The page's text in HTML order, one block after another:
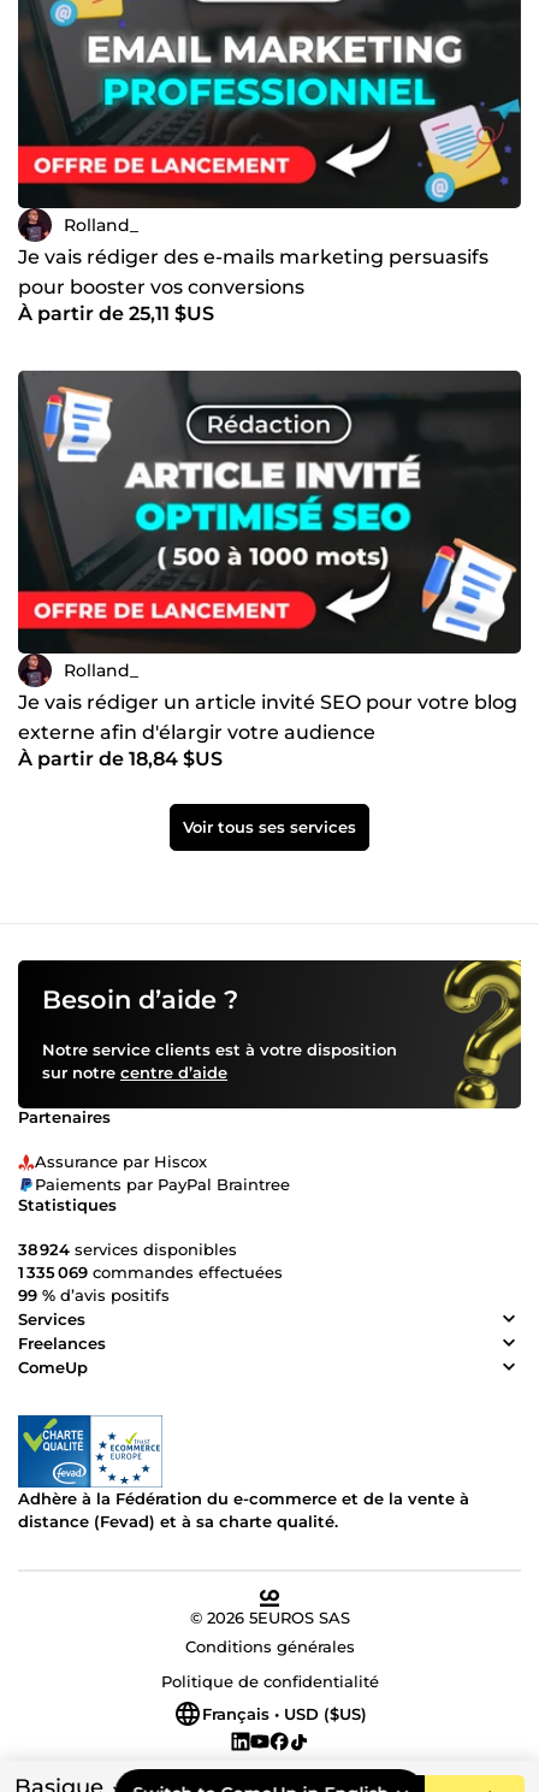
Rolland_
Je vais rédiger des e-mails marketing persuasifs
pour booster vos conversions
À partir de 25,11 $US
Rolland_
Je vais rédiger un article invité SEO pour votre blog
externe afin d'élargir votre audience
À partir de 18,84 $US
Voir tous ses services
Besoin d’aide ?
Notre service clients est à votre disposition
sur notre centre d’aide
Partenaires
Assurance par Hiscox
Paiements par PayPal Braintree
Statistiques
38 924 services disponibles
1 335 069 commandes effectuées
99 % d’avis positifs
Services
Freelances
ComeUp
Adhère à la Fédération du e-commerce et de la vente à
distance (Fevad) et à sa charte qualité.
© 2026 5EUROS SAS
Conditions générales
Politique de confidentialité
Français • USD ($US)